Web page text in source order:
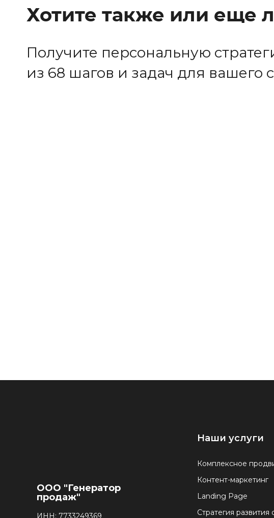
Хотите также или еще
Получите персональную
из 68 шагов и задач для вашего
ООО "Генератор
продаж"
ИНН: 7733249369
Наши услуги
Комплексное
Контент-маркетинг
Landing Page
Стратегия развития